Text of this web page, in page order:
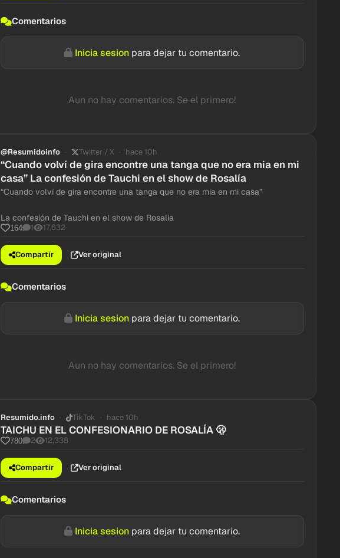
Comentarios
Inicia sesion para dejar tu comentario.
Aun no hay comentarios. Se el primero!
@Resumidoinfo Twitter / X hace 10h
“Cuando volví de gira encontre una tanga que no era mia en mi
casa” La confesión de Tauchi en el show de Rosalía
“Cuando volví de gira encontre una tanga que no era mia en mi casa”
La confesión de Tauchi en el show de Rosalía
164 1 17,632
Compartir Ver original
Comentarios
Inicia sesion para dejar tu comentario.
Aun no hay comentarios. Se el primero!
Resumido.info TikTok hace 10h
TAICHU EN EL CONFESIONARIO DE ROSALÍA 🫢
780 2 12,338
Compartir Ver original
Comentarios
Inicia sesion para dejar tu comentario.